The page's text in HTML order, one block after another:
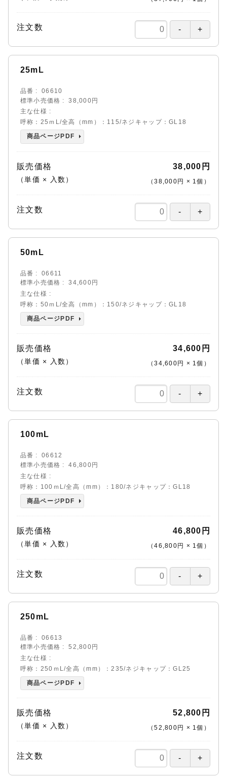
注文数
25mL
品番
06610
標準小売価格
38,000円
主な仕様
呼称：25ｍL/全高（mm）：115/ネジキャップ：GL18
商品ページPDF
販売価格
（単価 × 入数）
38,000円
（38,000円 × 1個 ）
注文数
50mL
品番
06611
標準小売価格
34,600円
主な仕様
呼称：50ｍL/全高（mm）：150/ネジキャップ：GL18
商品ページPDF
販売価格
（単価 × 入数）
34,600円
（34,600円 × 1個 ）
注文数
100mL
品番
06612
標準小売価格
46,800円
主な仕様
呼称：100ｍL/全高（mm）：180/ネジキャップ：GL18
商品ページPDF
販売価格
（単価 × 入数）
46,800円
（46,800円 × 1個 ）
注文数
250mL
品番
06613
標準小売価格
52,800円
主な仕様
呼称：250ｍL/全高（mm）：235/ネジキャップ：GL25
商品ページPDF
販売価格
（単価 × 入数）
52,800円
（52,800円 × 1個 ）
注文数